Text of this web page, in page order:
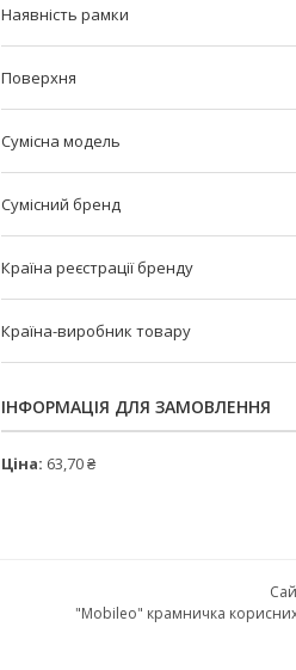
Наявність рамки
Поверхня
Сумісна модель
Сумісний бренд
Країна реєстрації бренду
Країна-виробник товару
ІНФОРМАЦІЯ ДЛЯ ЗАМОВЛЕННЯ
Ціна: 63,70 ₴